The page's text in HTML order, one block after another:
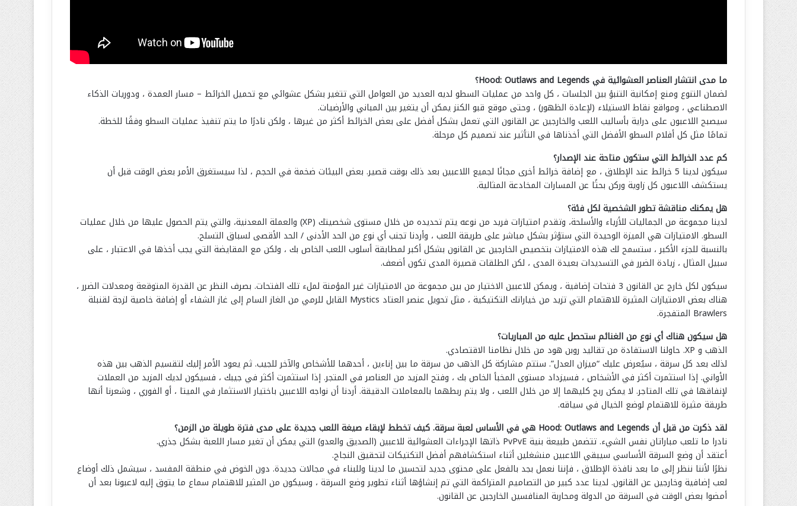
ما مدى انتشار العناصر العشوائية في Hood: Outlaws and Legends؟
لضمان التنوع ومنع إمكانية التنبؤ بين الجلسات ، كل واحد من عمليات السطو لديه العديد من العوامل التي تتغير بشكل عشوائي مع تحميل الخرائط – مسار العمدة ، ودوريات الذكاء
الاصطناعي ، ومواقع نقاط الاستيلاء (لإعادة الظهور) ، وحتى موقع قبو الكنز يمكن أن يتغير بين المباني والأرضيات.
سيصبح اللاعبون على دراية بأساليب اللعب والخارجين عن القانون التي تعمل بشكل أفضل على بعض الخرائط أكثر من غيرها ، ولكن نادرًا ما يتم تنفيذ عمليات السطو وفقًا للخطة.
تمامًا مثل كل أفلام السطو الأفضل التي أخذناها في التأثير عند تصميم كل مرحلة.
كم عدد الخرائط التي ستكون متاحة عند الإصدار؟
سيكون لدينا 5 خرائط عند الإطلاق ، مع إضافة خرائط أخرى مجانًا لجميع اللاعبين بعد ذلك بوقت قصير. بعض البيئات ضخمة في الحجم ، لذا سيستغرق الأمر بعض الوقت قبل أن
يستكشف اللاعبون كل زاوية وركن بحثًا عن المسارات المخادعة المثالية.
هل يمكنك مناقشة تطور الشخصية لكل فئة؟
لدينا مجموعة من الجماليات للأزياء والأسلحة، وتقدم امتيازات فريد من نوعه يتم تحديده من خلال مستوى شخصيتك (XP) والعملة المعدنية، والتي يتم الحصول عليها من خلال عمليات
السطو. الامتيازات هي الميزة الوحيدة التي ستؤثر بشكل مباشر على طريقة اللعب ، وأردنا تجنب أي نوع من الحد الأدنى / الحد الأقصى لسباق التسلح.
بالنسبة للجزء الأكبر ، ستسمح لك هذه الامتيازات بتخصيص الخارجين عن القانون بشكل أكبر لمطابقة أسلوب اللعب الخاص بك ، ولكن مع المقايضة التي يجب أخذها في الاعتبار ، على
سبيل المثال ، زيادة الضرر في التسديدات بعيدة المدى ، لكن الطلقات قصيرة المدى تكون أضعف.
سيكون لكل خارج عن القانون 3 فتحات إضافية ، ويمكن للاعبين الاختيار من بين مجموعة من الامتيازات غير المؤمنة لملء تلك الفتحات. بصرف النظر عن القدرة المتوقعة ومعدلات الضرر ،
هناك بعض الامتيازات المثيرة للاهتمام التي تزيد من خياراتك التكتيكية ، مثل تحويل عنصر العتاد Mystics القابل للرمي من الغاز السام إلى غاز الشفاء أو إضافة خاصية لزجة لقنبلة
Brawlers المتفجرة.
هل سيكون هناك أي نوع من الغنائم ستحصل عليه من المباريات؟
الذهب و XP. حاولنا الاستفادة من تقاليد روبن هود من خلال نظامنا الاقتصادي.
لذلك بعد كل سرقة ، سيُعرض عليك “ميزان العدل”. ستتم مشاركة كل الذهب من سرقة ما بين إناءين ، أحدهما للأشخاص والآخر للجيب. ثم يعود الأمر إليك لتقسيم الذهب بين هذه
الأواني. إذا استثمرت أكثر في الأشخاص ، فسيزداد مستوى المخبأ الخاص بك ، وفتح المزيد من العناصر في المتجر. إذا استثمرت أكثر في جيبك ، فسيكون لديك المزيد من العملات
لإنفاقها في تلك المتاجر. لا يمكن ربح كليهما إلا من خلال اللعب ، ولا يتم ربطهما بالمعاملات الدقيقة. أردنا أن نواجه اللاعبين باختيار الاستثمار في الميتا ، أو الفوري ، وشعرنا أنها
طريقة مثيرة للاهتمام لوضع الخيال في سياقه.
لقد ذكرت من قبل أن Hood: Outlaws and Legends هي في الأساس لعبة سرقة. كيف تخطط لإبقاء صيغة اللعب جديدة على مدى فترة طويلة من الزمن؟
نادرا ما تلعب مباراتان نفس الشيء. تتضمن طبيعة بنية PvPvE ذاتها الإجراءات العشوائية للاعبين (الصديق والعدو) التي يمكن أن تغير مسار اللعبة بشكل جذري.
أعتقد أن وضع السرقة الأساسي سيبقي اللاعبين منشغلين أثناء استكشافهم أفضل التكتيكات لتحقيق النجاح.
نظرًا لأننا ننظر إلى ما بعد نافذة الإطلاق ، فإننا نعمل بجد بالفعل على محتوى جديد لتحسين ما لدينا وللبناء في مجالات جديدة. دون الخوض في منطقة المفسد ، سيشمل ذلك أوضاع
لعب إضافية وخارجين عن القانون. لدينا عدد كبير من التصاميم المتراكمة التي تم إنشاؤها أثناء تطوير وضع السرقة ، وسيكون من المثير للاهتمام سماع ما يتوق إليه لاعبونا بعد أن
أمضوا بعض الوقت في السرقة من الدولة ومحاربة المنافسين الخارجين عن القانون.